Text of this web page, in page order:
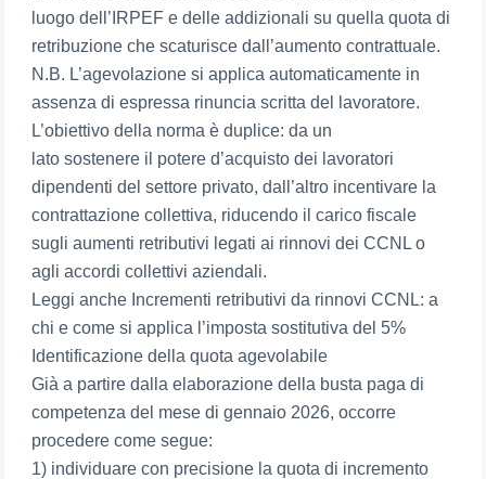
luogo dell’IRPEF e delle addizionali su quella quota di
retribuzione che scaturisce dall’aumento contrattuale.
N.B. L’agevolazione si applica automaticamente in
assenza di espressa rinuncia scritta del lavoratore.
L’obiettivo della norma è duplice: da un
lato sostenere il potere d’acquisto dei lavoratori
dipendenti del settore privato, dall’altro incentivare la
contrattazione collettiva, riducendo il carico fiscale
sugli aumenti retributivi legati ai rinnovi dei CCNL o
agli accordi collettivi aziendali.
Leggi anche Incrementi retributivi da rinnovi CCNL: a
chi e come si applica l’imposta sostitutiva del 5%
Identificazione della quota agevolabile
Già a partire dalla elaborazione della busta paga di
competenza del mese di gennaio 2026, occorre
procedere come segue:
1) individuare con precisione la quota di incremento